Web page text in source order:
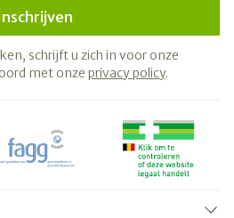
schrijft u zich in voor onze
met onze privacy policy.